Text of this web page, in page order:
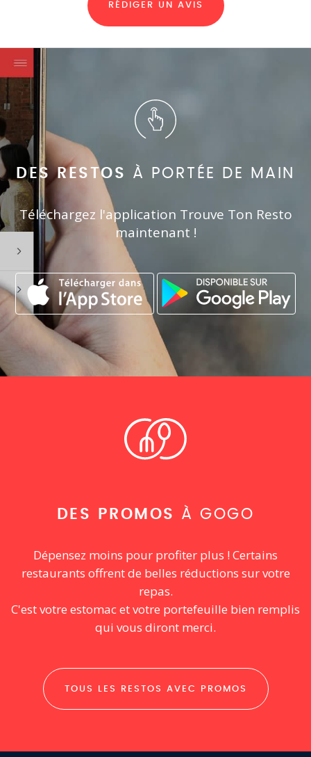
RÉDIGER UN AVIS
DES RESTOS À PORTÉE DE MAIN
Téléchargez l'application Trouve Ton Resto
maintenant !
DES PROMOS À GOGO
Dépensez moins pour profiter plus ! Certains
restaurants offrent de belles réductions sur votre
repas.
C'est votre estomac et votre portefeuille bien remplis
qui vous diront merci.
TOUS LES RESTOS AVEC PROMOS